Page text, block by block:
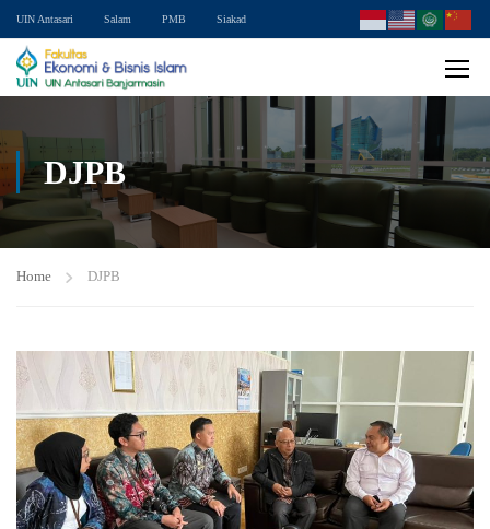
UIN Antasari Salam PMB Siakad
DJPB
Home DJPB